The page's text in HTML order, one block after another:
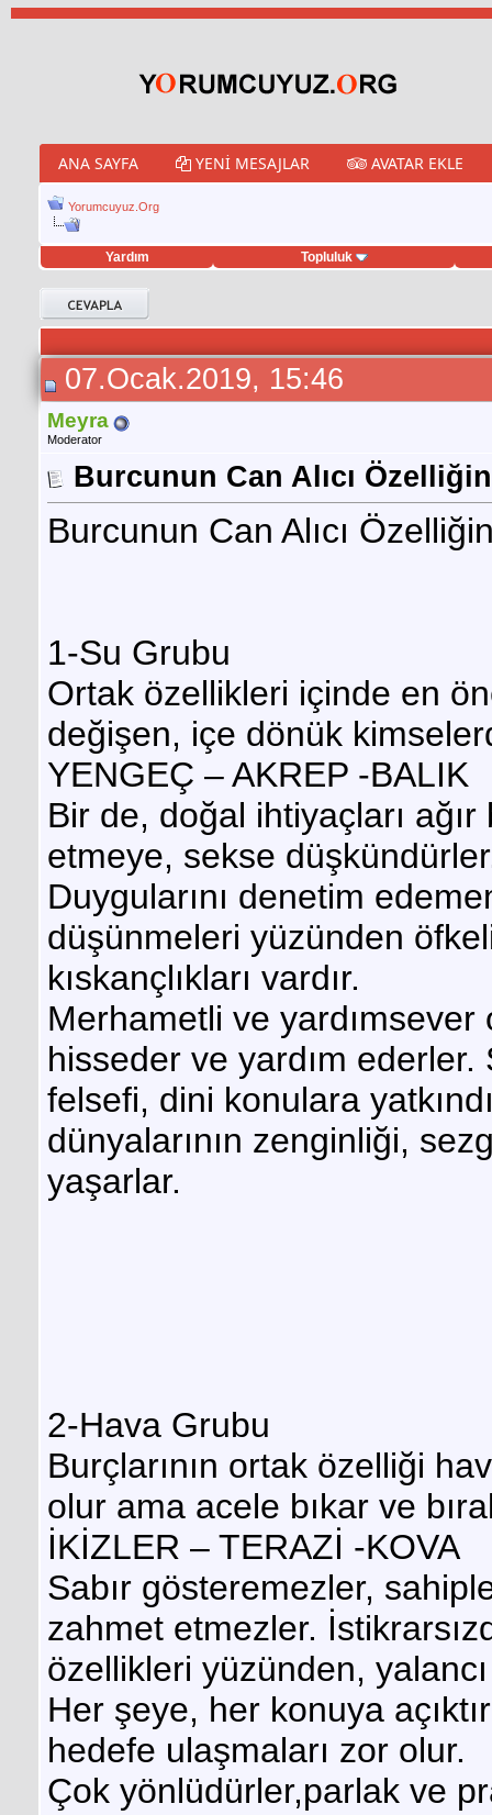
ANA SAYFA YENI MESAJLAR AVATAR EKLE
Yorumcuyuz.Org
Yardım Topluluk
porno izle twitter retweet hilesi
07.Ocak.2019, 15:46
Meyra
Moderator
Burcunun Can Alıcı
Burcunun Can Alıcı
1-Su Grubu
Ortak özellikleri içinde en
değişen, içe dönük
YENGEÇ – AKREP -BALIK
Bir de, doğal ihtiyaçları
etmeye, sekse
Duygularını denetim
düşünmeleri yüzünden
kıskançlıkları vardır.
Merhametli ve yardımsever
hisseder ve yardım
felsefi, dini konulara
dünyalarının zenginliği,
yaşarlar.
2-Hava Grubu
Burçlarının ortak özelliği
olur ama acele bıkar ve
İKİZLER – TERAZİ -KOVA
Sabır gösteremezler,
zahmet etmezler.
özellikleri yüzünden,
Her şeye, her konuya
hedefe ulaşmaları zor olur.
Çok yönlüdürler,parlak ve